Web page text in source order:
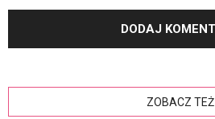
ZOBACZ TEŻ